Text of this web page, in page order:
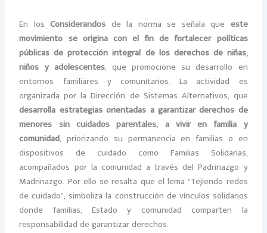
En losConsiderandos de la norma se señala que este
movimiento se origina con el fin de fortalecer políticas
públicas de protección integral de los derechos de niñas,
niños y adolescentes, que promocione su desarrollo en
entornos familiares y comunitarios. La actividad es
organizada por la Dirección de Sistemas Alternativos, que
desarrolla estrategias orientadas a garantizar derechos de
menores sin cuidados parentales, a vivir en familia y
comunidad, priorizando su permanencia en familias o en
dispositivos de cuidado como Familias Solidarias,
acompañados por la comunidad a través del Padrinazgo y
Madrinazgo. Por ello se resalta que el lema “Tejiendo redes
de cuidado”, simboliza la construcción de vínculos solidarios
donde familias, Estado y comunidad comparten la
responsabilidad de garantizar derechos.